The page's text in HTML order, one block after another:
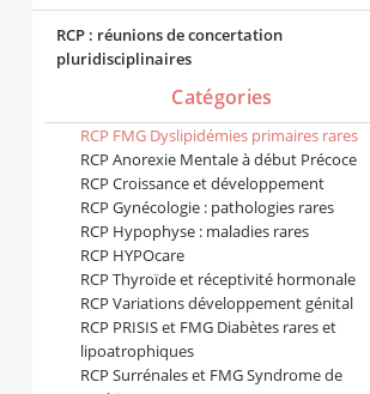
RCP : réunions de concertation
pluridisciplinaires
Catégories
RCP FMG Dyslipidémies primaires rares
RCP Anorexie Mentale à début Précoce
RCP Croissance et développement
RCP Gynécologie : pathologies rares
RCP Hypophyse : maladies rares
RCP HYPOcare
RCP Thyroïde et réceptivité hormonale
RCP Variations développement génital
RCP PRISIS et FMG Diabètes rares et
lipoatrophiques
RCP Surrénales et FMG Syndrome de